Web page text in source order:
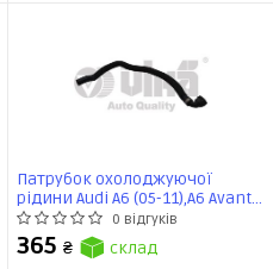
Патрубок охолоджуючої
рідини Audi A6 (05-11),A6 Avant
(07-11) (11211821301) VIKA
0 відгуків
365 ₴ склад